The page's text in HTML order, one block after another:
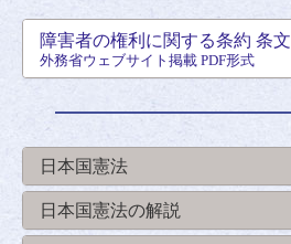
障害者の権利に関する条約 条文
外務省ウェブサイト掲載 PDF形式
日本国憲法
日本国憲法の解説